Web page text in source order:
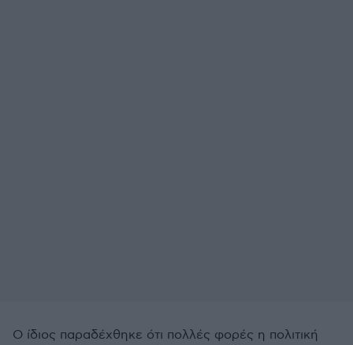
Ο ίδιος παραδέχθηκε ότι πολλές φορές η πολιτική